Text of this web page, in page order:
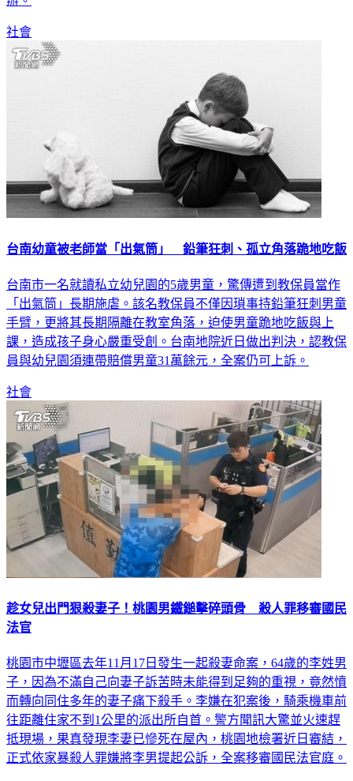
社會
台南幼童被老師當「出氣筒」 鉛筆狂刺、孤立角落跪地吃飯
台南市一名就讀私立幼兒園的5歲男童，驚傳遭到教保員當作
「出氣筒」長期施虐。該名教保員不僅因瑣事持鉛筆狂刺男童
手臂，更將其長期隔離在教室角落，迫使男童跪地吃飯與上
課，造成孩子身心嚴重受創。台南地院近日做出判決，認教保
員與幼兒園須連帶賠償男童31萬餘元，全案仍可上訴。
社會
趁女兒出門狠殺妻子！桃園男鐵鎚擊碎頭骨 殺人罪移審國民
法官
桃園市中壢區去年11月17日發生一起殺妻命案，64歲的李姓男
子，因為不滿自己向妻子訴苦時未能得到足夠的重視，竟然憤
而轉向同住多年的妻子痛下殺手。李嫌在犯案後，騎乘機車前
往距離住家不到1公里的派出所自首。警方聞訊大驚並火速趕
抵現場，果真發現李妻已慘死在屋內，桃園地檢署近日審結，
正式依家暴殺人罪嫌將李男提起公訴，全案移審國民法官庭。